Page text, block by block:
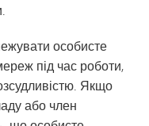
особисте
під час роботи,
Якщо
або член